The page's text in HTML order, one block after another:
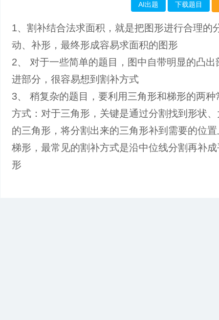
AI出题 下载题目
1、割补结合法求面积，就是把图形进行合理的
动、补形，最终形成容易求面积的图形
2、 对于一些简单的题目，图中自带明显的凸出
进部分，很容易想到割补方式
3、 稍复杂的题目，要利用三角形和梯形的两种
方式：对于三角形，关键是通过分割找到形状
的三角形，将分割出来的三角形补到需要的位
梯形，最常见的割补方式是沿中位线分割再补
形